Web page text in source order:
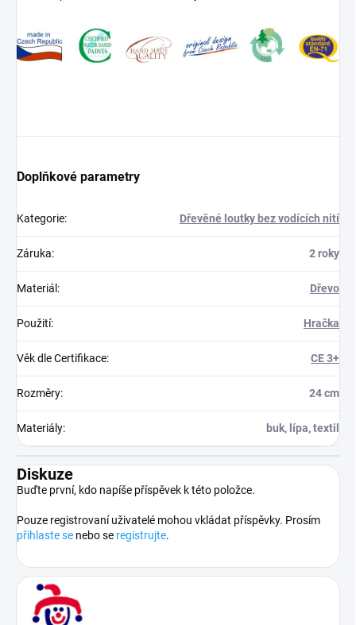
Doplňkové parametry
Kategorie: Dřevěné loutky bez vodících nití
Záruka: 2 roky
Materiál : Dřevo
Použití: Hračka
Věk dle Certifikace: CE 3+
Rozměry: 24 cm
Materiály: buk, lípa, textil
Diskuze
Buďte první, kdo napíše příspěvek k této položce.
Pouze registrovaní uživatelé mohou vkládat příspěvky. Prosím
přihlaste se nebo se registrujte.